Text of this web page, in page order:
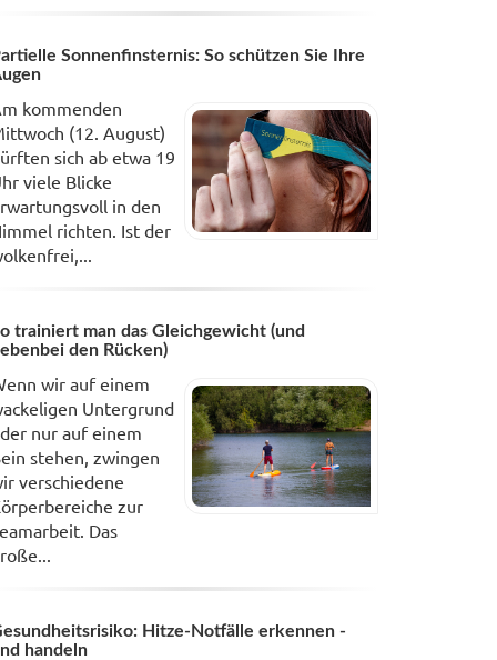
Sonnenfinsternis: So schützen Sie Ihre
kommenden
(12. August)
sich ab etwa 19
viele Blicke
in den
richten. Ist der
trainiert man das Gleichgewicht (und
den Rücken)
wir auf einem
Untergrund
nur auf einem
stehen, zwingen
verschiedene
zur
Das
Hitze-Notfälle erkennen -
handeln